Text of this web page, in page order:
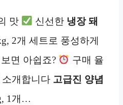
맛 신선한 냉장 돼
2개 세트로 풍성하게
면 아쉽죠?
구매 율
개합니다 고급진 양념
1개…